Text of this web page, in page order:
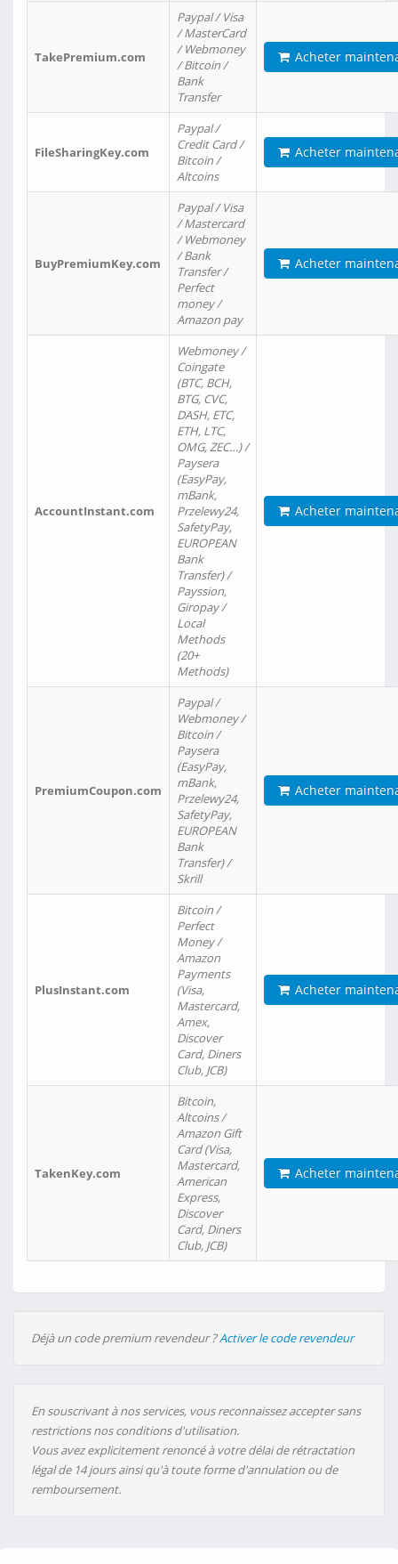
TakePremium.com
Paypal / Visa
/ MasterCard
/ Webmoney
/ Bitcoin /
Bank
Transfer
Acheter
FileSharingKey.com
Paypal /
Credit Card /
Bitcoin /
Altcoins
Acheter
BuyPremiumKey.com
Paypal / Visa
/ Mastercard
/ Webmoney
/ Bank
Transfer /
Perfect
money /
Amazon pay
Acheter
AccountInstant.com
Webmoney /
Coingate
(BTC, BCH,
BTG, CVC,
DASH, ETC,
ETH, LTC,
OMG, ZEC…) /
Paysera
(EasyPay,
mBank,
Przelewy24,
SafetyPay,
EUROPEAN
Bank
Transfer) /
Payssion,
Giropay /
Local
Methods
(20+
Methods)
Acheter
PremiumCoupon.com
Paypal /
Webmoney /
Bitcoin /
Paysera
(EasyPay,
mBank,
Przelewy24,
SafetyPay,
EUROPEAN
Bank
Transfer) /
Skrill
Acheter
PlusInstant.com
Bitcoin /
Perfect
Money /
Amazon
Payments
(Visa,
Mastercard,
Amex,
Discover
Card, Diners
Club, JCB)
Acheter
TakenKey.com
Bitcoin,
Altcoins /
Amazon Gift
Card (Visa,
Mastercard,
American
Express,
Discover
Card, Diners
Club, JCB)
Acheter
Déjà un code premium revendeur ?Activer le code revendeur
En souscrivant à nos services, vous reconnaissez accepter sans
restrictions nos conditions d'utilisation.
Vous avez explicitement renoncé à votre délai de rétractation
légal de 14 jours ainsi qu'à toute forme d'annulation ou de
remboursement.